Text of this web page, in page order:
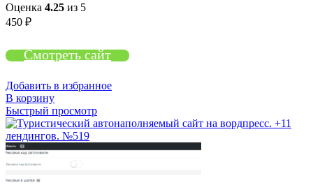
Оценка 4.25 из 5
450 ₽
Смотреть сайт
Добавить в избранное
В корзину
Быстрый просмотр